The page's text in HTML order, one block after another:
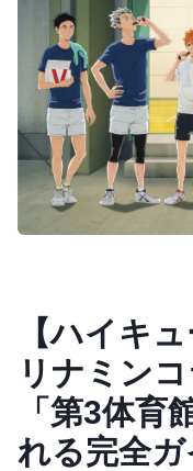
【ハイキ
リナミン
「第3体育
れる完全ガ